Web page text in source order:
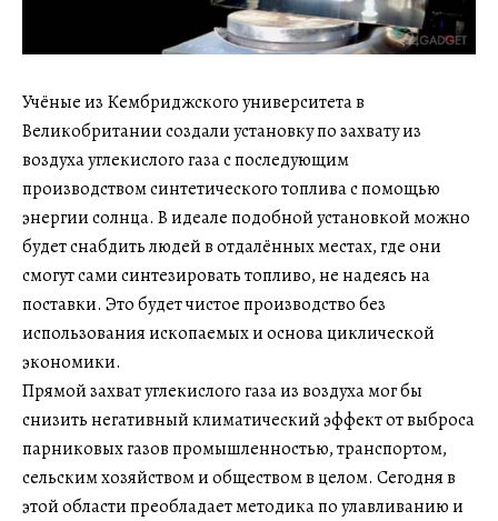
Учёные из Кембриджского университета в
Великобритании создали установку по захвату из
воздуха углекислого газа с последующим
производством синтетического топлива с помощью
энергии солнца. В идеале подобной установкой можно
будет снабдить людей в отдалённых местах, где они
смогут сами синтезировать топливо, не надеясь на
поставки. Это будет чистое производство без
использования ископаемых и основа циклической
экономики.
Прямой захват углекислого газа из воздуха мог бы
снизить негативный климатический эффект от выброса
парниковых газов промышленностью, транспортом,
сельским хозяйством и обществом в целом. Сегодня в
этой области преобладает методика по улавливанию и